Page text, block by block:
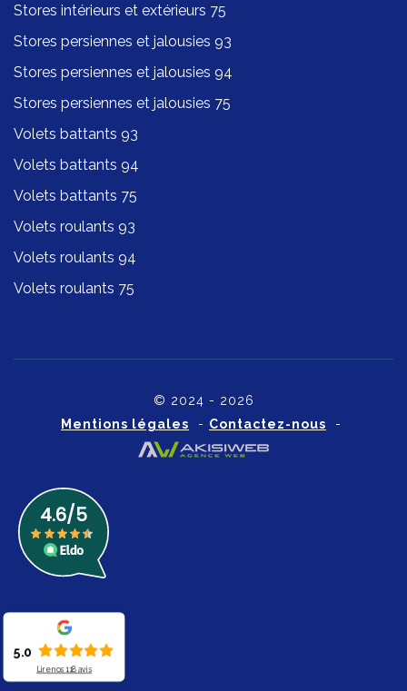
Stores intérieurs et extérieurs 75
Stores persiennes et jalousies 93
Stores persiennes et jalousies 94
Stores persiennes et jalousies 75
Volets battants 93
Volets battants 94
Volets battants 75
Volets roulants 93
Volets roulants 94
Volets roulants 75
© 2024 - 2026
Mentions légales - Contactez-nous -
5.0
Lire nos 118 avis